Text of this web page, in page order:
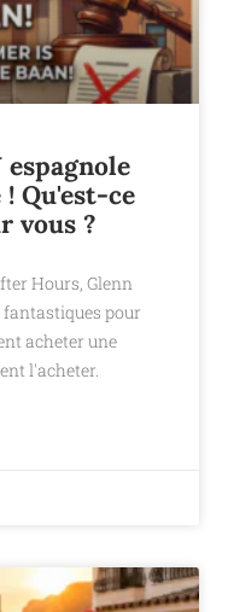
espagnole
Qu'est-ce
vous ?
Hours, Glenn
pour
acheter une
l'acheter.